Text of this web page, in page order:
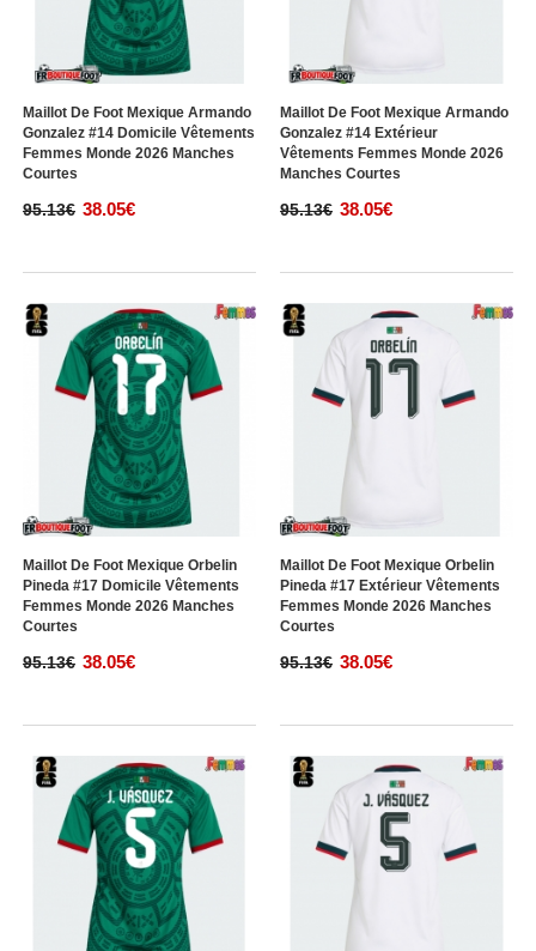
Maillot De Foot Mexique Armando
Gonzalez #14 Domicile Vêtements
Femmes Monde 2026 Manches
Courtes
95.13€ 38.05€
Maillot De Foot Mexique Armando
Gonzalez #14 Extérieur
Vêtements Femmes Monde 2026
Manches Courtes
95.13€ 38.05€
Maillot De Foot Mexique Orbelin
Pineda #17 Domicile Vêtements
Femmes Monde 2026 Manches
Courtes
95.13€ 38.05€
Maillot De Foot Mexique Orbelin
Pineda #17 Extérieur Vêtements
Femmes Monde 2026 Manches
Courtes
95.13€ 38.05€